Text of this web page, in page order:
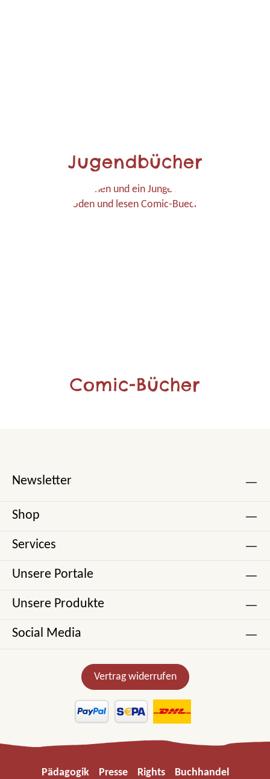
Jugendbücher
Comic-Bücher
Newsletter
Shop
Services
Unsere Portale
Unsere Produkte
Social Media
Vertrag widerrufen
Pädagogik Presse Rights Buchhandel